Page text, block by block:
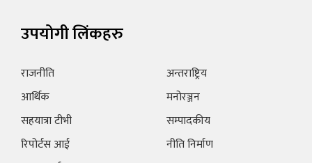
उपयोगी लिंकहरु
राजनीति
आर्थिक
सहयात्रा टीभी
रिपोर्टस आई
अन्तराष्ट्रिय
मनोरञ्जन
सम्पादकीय
नीति निर्माण